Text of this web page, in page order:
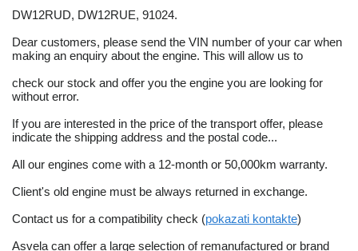
DW12RUD, DW12RUE, 91024.
Dear customers, please send the VIN number of your car when
making an enquiry about the engine. This will allow us to
check our stock and offer you the engine you are looking for
without error.
If you are interested in the price of the transport offer, please
indicate the shipping address and the postal code...
All our engines come with a 12-month or 50,000km warranty.
Client's old engine must be always returned in exchange.
Contact us for a compatibility check (pokazati kontakte)
Asvela can offer a large selection of remanufactured or brand